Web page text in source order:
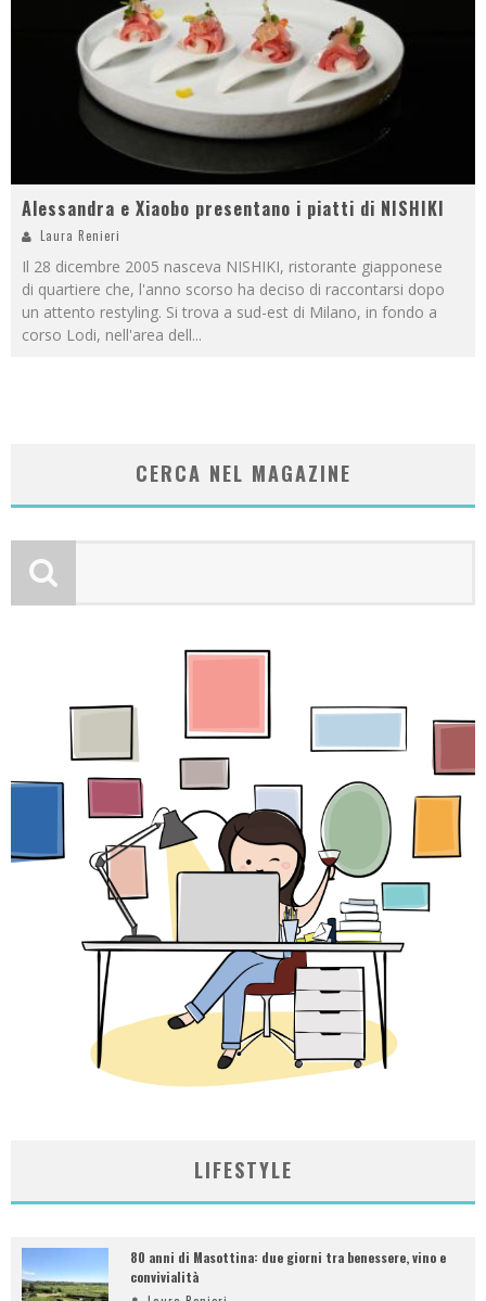
Alessandra e Xiaobo presentano i piatti di NISHIKI
Laura Renieri
Il 28 dicembre 2005 nasceva NISHIKI, ristorante giapponese
di quartiere che, l'anno scorso ha deciso di raccontarsi dopo
un attento restyling. Si trova a sud-est di Milano, in fondo a
corso Lodi, nell'area dell...
CERCA NEL MAGAZINE
LIFESTYLE
80 anni di Masottina: due giorni tra benessere, vino e
convivialità